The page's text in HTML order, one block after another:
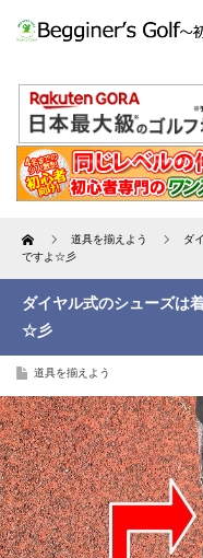
Home 道具を揃えよう
ダ
ですよ☆彡
ダイヤル式のシューズは
☆彡
道具を揃えよう